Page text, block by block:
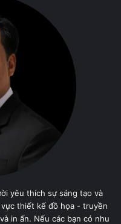
yêu thích sự sáng tạo và
thiết kế đồ họa - truyền
in ấn. Nếu các bạn có nhu